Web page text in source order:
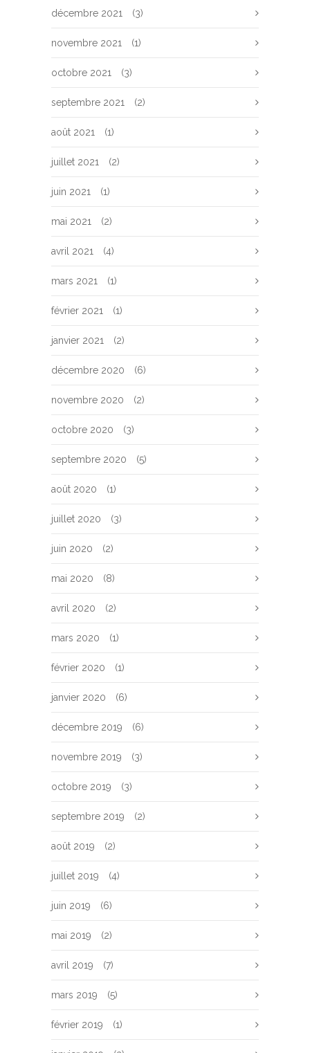
décembre 2021 (3)
novembre 2021 (1)
octobre 2021 (3)
septembre 2021 (2)
août 2021 (1)
juillet 2021 (2)
juin 2021 (1)
mai 2021 (2)
avril 2021 (4)
mars 2021 (1)
février 2021 (1)
janvier 2021 (2)
décembre 2020 (6)
novembre 2020 (2)
octobre 2020 (3)
septembre 2020 (5)
août 2020 (1)
juillet 2020 (3)
juin 2020 (2)
mai 2020 (8)
avril 2020 (2)
mars 2020 (1)
février 2020 (1)
janvier 2020 (6)
décembre 2019 (6)
novembre 2019 (3)
octobre 2019 (3)
septembre 2019 (2)
août 2019 (2)
juillet 2019 (4)
juin 2019 (6)
mai 2019 (2)
avril 2019 (7)
mars 2019 (5)
février 2019 (1)